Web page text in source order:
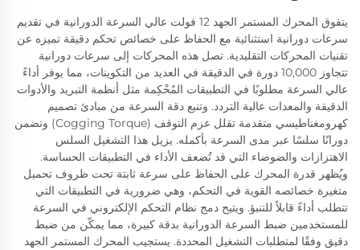
يتفوق المحرك المستمر الجهد 12 فولت عالي السرعة الدورانية في تقديم
سرعات دورانية استثنائية مع الحفاظ على خصائص تحكم دقيقة تميزه عن
تقنيات المحركات التقليدية. تصل هذه المحركات إلى سرعات دورانية
تتجاوز 10,000 دورة في الدقيقة في العديد من التكوينات، مما يوفر أداءً
عالي السرعة مطلوبًا في التطبيقات المُحْكِمة مثل أنظمة التبريد والأدوات
الدقيقة والمعدات عالية التردد. وتنبع دقة السرعة من مبادئ تصميم
كهرومغناطيسي متقدمة تقلل عزم التوقف (Cogging Torque) وتضمن
دورانًا سلسًا عبر مدى السرعة بأكمله. يزيل هذا التشغيل السلس
الاهتزازات والضوضاء التي قد تُضعف الأداء في التطبيقات الحساسة.
ويُظهر قدرة المحرك على الحفاظ على سرعة ثابتة تحت ظروف تحميل
متغيرة خصائصه القوية في التحكم، وهي ضرورية في التطبيقات التي
تتطلب أداءً قابلاً للتنبؤ. ويتيح دمج نظام التحكم الإلكتروني في السرعة
للمستخدمين ضبط السرعة الدورانية بدقة كبيرة، مما يمكّن من ضبط
دقيق وفقًا لمتطلبات التشغيل المحددة. يستجيب المحرك المستمر الجهد